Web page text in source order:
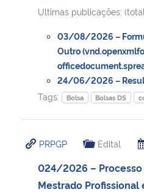
Ultimas publicações:
03/08/2026 –
Outro
24/06/2026 –
Tags:
Bolsa Bolsas DS
PRPGP Edital
024/2026 –
Mestrado Profissional